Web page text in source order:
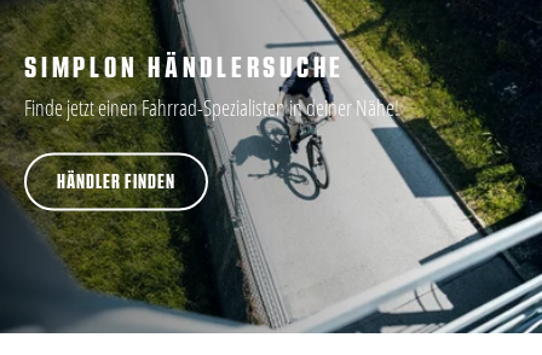
SIMPLON HÄNDLERSUCHE
Finde jetzt einen Fahrrad-Spezialisten in deiner Nähe!
HÄNDLER FINDEN